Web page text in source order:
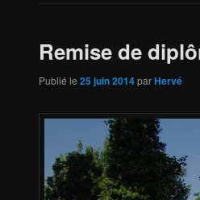
Remise de
Publié le 25 juin 2014parHervé